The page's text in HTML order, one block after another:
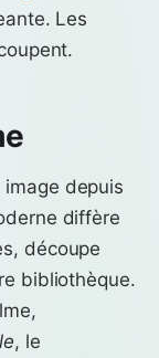
Les
image depuis
diffère
découpe
bibliothèque.
, le